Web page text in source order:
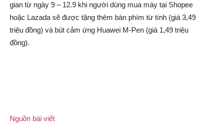
gian từ ngày 9 – 12.9 khi người dùng mua máy tại Shopee
hoặc Lazada sẽ được tặng thêm bàn phím từ tính (giá 3,49
triệu đồng) và bút cảm ứng Huawei M-Pen (giá 1,49 triệu
đồng).
Nguồn bài viết